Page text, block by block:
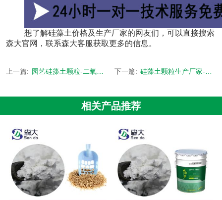
想了解硅藻土价格及生产厂家的网友们，可以直接搜索
森大官网，联系森大客服获取更多的信息。
上一篇: 园艺硅藻土颗粒-二氧化硅含量高达95%-[森大硅藻土] 下一篇:
相关产品推荐